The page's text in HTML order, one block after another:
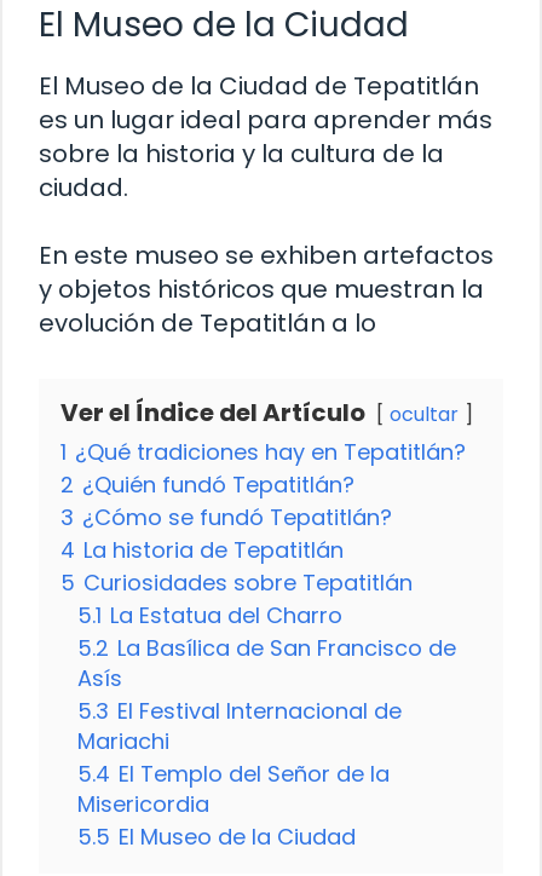
El Museo de la Ciudad
El Museo de la Ciudad de Tepatitlán
es un lugar ideal para aprender más
sobre la historia y la cultura de la
ciudad.
En este museo se exhiben artefactos
y objetos históricos que muestran la
evolución de Tepatitlán a lo
Ver el Índice del Artículo ocultar
1 ¿Qué tradiciones hay en Tepatitlán?
2 ¿Quién fundó Tepatitlán?
3 ¿Cómo se fundó Tepatitlán?
4 La historia de Tepatitlán
5 Curiosidades sobre Tepatitlán
5.1 La Estatua del Charro
5.2 La Basílica de San Francisco de
Asís
5.3 El Festival Internacional de
Mariachi
5.4 El Templo del Señor de la
Misericordia
5.5 El Museo de la Ciudad